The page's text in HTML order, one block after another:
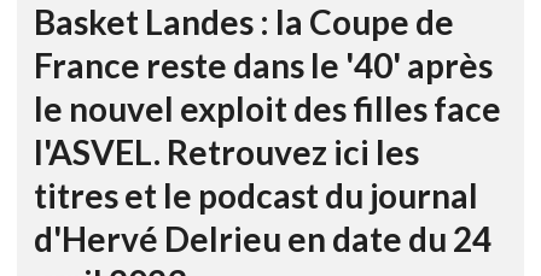
Basket Landes : la Coupe de
France reste dans le '40' après
le nouvel exploit des filles face
l'ASVEL. Retrouvez ici les
titres et le podcast du journal
d'Hervé Delrieu en date du 24